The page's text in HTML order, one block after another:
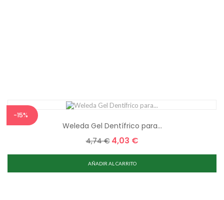
-15%
Weleda Gel Dentífrico para...
Precio
4,74 € Precio
4,03 €
AÑADIR AL CARRITO